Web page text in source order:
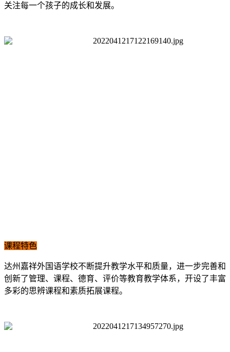
关注每一个孩子的成长和发展。
课程特色
达州嘉祥外国语学校不断提升教学水平和质量，进一步完善和
创新了管理、课程、德育、评价等教育教学体系，开设了丰富
多彩的思辨课程和素质拓展课程。